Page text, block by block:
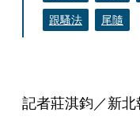
跟騷法
尾隨
記者莊淇鈞／新北